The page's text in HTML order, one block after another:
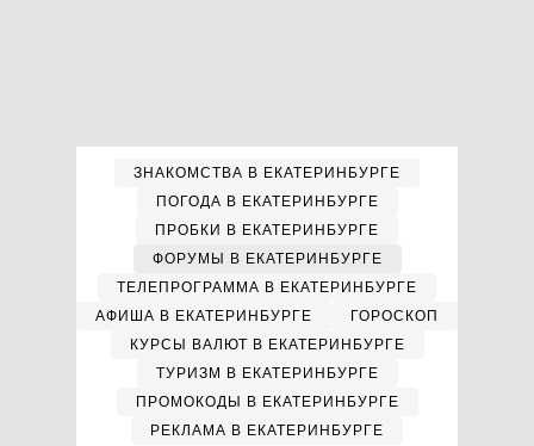
ЗНАКОМСТВА В ЕКАТЕРИНБУРГЕ
ПОГОДА В ЕКАТЕРИНБУРГЕ
ПРОБКИ В ЕКАТЕРИНБУРГЕ
ФОРУМЫ В ЕКАТЕРИНБУРГЕ
ТЕЛЕПРОГРАММА В ЕКАТЕРИНБУРГЕ
АФИША В ЕКАТЕРИНБУРГЕ
ГОРОСКОП
КУРСЫ ВАЛЮТ В ЕКАТЕРИНБУРГЕ
ТУРИЗМ В ЕКАТЕРИНБУРГЕ
ПРОМОКОДЫ В ЕКАТЕРИНБУРГЕ
РЕКЛАМА В ЕКАТЕРИНБУРГЕ